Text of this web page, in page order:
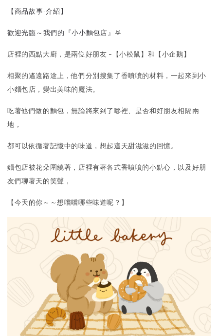
【商品故事-介紹】
歡迎光臨～我們的『小小麵包店』 𖤐
店裡的西點大廚，是兩位好朋友 -【小松鼠】和【小企鵝】
相聚的遙遠路途上，他們分別搜集了香噴噴的材料，一起來到小
小麵包店，變出美味的魔法。
吃著他們做的麵包，無論將來到了哪裡、是否和好朋友相隔兩
地，
都可以依循著記憶中的味道，想起這天甜滋滋的回憶。
麵包店被花朵圍繞著，店裡有著各式香噴噴的小點心，以及好朋
友們聊著天的笑聲，
【今天的你～～想嚐嚐哪些味道呢？】